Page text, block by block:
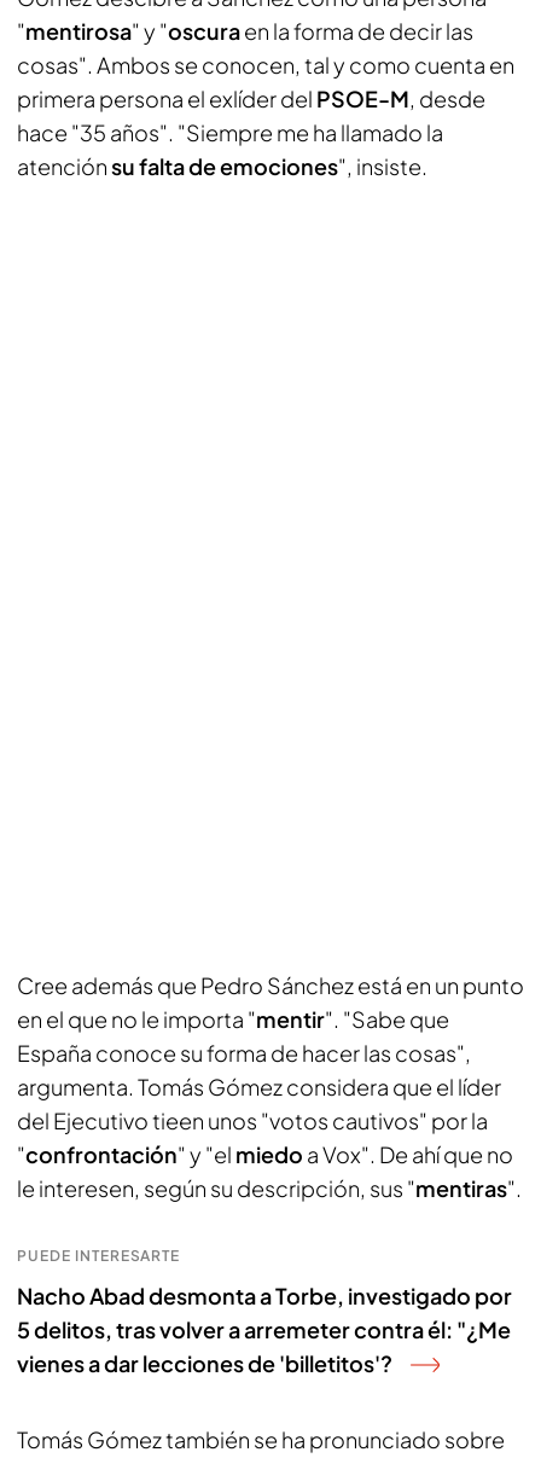
"mentirosa" y "oscuraen la forma de decir las
cosas". Ambos se conocen, tal y como cuenta en
primera persona el exlíder del PSOE-M, desde
hace "35 años". "Siempre me ha llamado la
atenciónsu falta de emociones", insiste.
Cree además que Pedro Sánchez está en un punto
en el que no le importa "mentir". "Sabe que
España conoce su forma de hacer las cosas",
argumenta. Tomás Gómez considera que el líder
del Ejecutivo tieen unos "votos cautivos" por la
"confrontación" y "el miedo a Vox". De ahí que no
le interesen, según su descripción, sus "mentiras".
PUEDE INTERESARTE
Nacho Abad desmonta a Torbe, investigado por
5 delitos, tras volver a arremeter contra él: "¿Me
vienes a dar lecciones de 'billetitos'?
Tomás Gómez también se ha pronunciado sobre